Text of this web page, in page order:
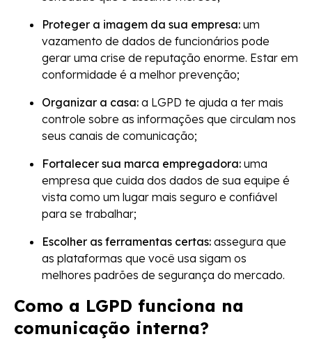
Proteger a imagem da sua empresa: um
vazamento de dados de funcionários pode
gerar uma crise de reputação enorme. Estar em
conformidade é a melhor prevenção;
Organizar a casa: a LGPD te ajuda a ter mais
controle sobre as informações que circulam nos
seus canais de comunicação;
Fortalecer sua marca empregadora: uma
empresa que cuida dos dados de sua equipe é
vista como um lugar mais seguro e confiável
para se trabalhar;
Escolher as ferramentas certas: assegura que
as plataformas que você usa sigam os
melhores padrões de segurança do mercado.
Como a LGPD funciona na
comunicação interna?